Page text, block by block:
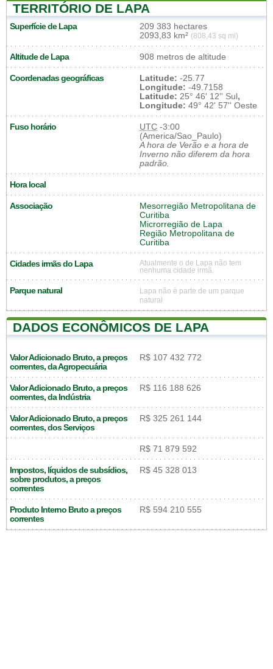
TERRITÓRIO DE LAPA
Superfície de Lapa
209 383 hectares
2093,83 km² (808,43 sq mi)
Altitude de Lapa 908 metros de altitude
Coordenadas geográficas Latitude: -25.77
Longitude: -49.7158
Latitude: 25° 46' 12'' Sul,
Longitude: 49° 42' 57'' Oeste
Fuso horário UTC -3:00
(America/Sao_Paulo)
A hora de Verão e a hora de
Inverno não diferem da hora
padrão.
Hora local
Associação
Mesorregião Metropolitana de
Curitiba
Microrregião de Lapa
Região Metropolitana de
Curitiba
Cidades irmãs do Lapa
Atualmente o de Lapa não tem
nenhuma cidade irmã.
Parque natural
Lapa não é parte de um parque
natural
DADOS ECONÔMICOS DE LAPA
Valor Adicionado Bruto, a preços
correntes, da Agropecuária
R$ 107 432 772
Valor Adicionado Bruto, a preços
correntes, da Indústria
R$ 116 188 626
Valor Adicionado Bruto, a preços
correntes, dos Serviços
R$ 325 261 144
R$ 71 879 592
Impostos, líquidos de subsídios,
sobre produtos, a preços
correntes
R$ 45 328 013
Produto Interno Bruto a preços
correntes
R$ 594 210 555